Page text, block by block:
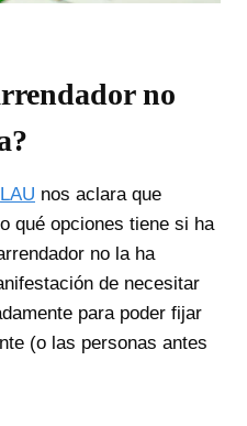
no
LAU nos aclara que
qué opciones tiene si ha
no la ha
de necesitar
para poder fijar
(o las personas antes